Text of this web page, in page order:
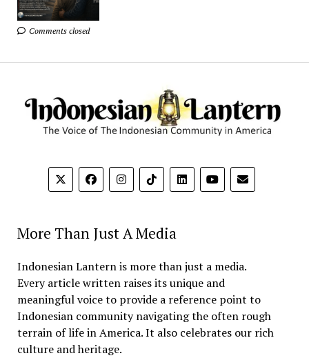
Comments closed
More Than Just A Media
Indonesian Lantern is more than just a media.
Every article written raises its unique and
meaningful voice to provide a reference point to
Indonesian community navigating the often rough
terrain of life in America. It also celebrates our rich
culture and heritage.